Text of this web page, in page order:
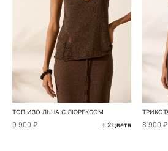
ТОП ИЗО ЛЬНА С ЛЮРЕКСОМ
9 900 ₽ + 2 цвета 8 900 ₽